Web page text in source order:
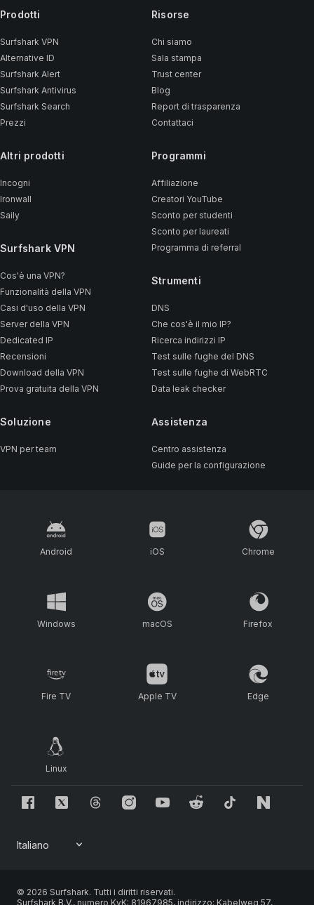
Prodotti
Surfshark VPN
Alternative ID
Surfshark Alert
Surfshark Antivirus
Surfshark Search
Prezzi
Altri prodotti
Incogni
Ironwall
Saily
Surfshark VPN
Cos'è una VPN?
Funzionalità della VPN
Casi d'uso della VPN
Server della VPN
Dedicated IP
Recensioni
Download della VPN
Prova gratuita della VPN
Soluzione
VPN per team
Risorse
Chi siamo
Sala stampa
Trust center
Blog
Report di trasparenza
Contattaci
Programmi
Affiliazione
Creatori YouTube
Sconto per studenti
Sconto per laureati
Programma di referral
Strumenti
DNS
Che cos'è il mio IP?
Ricerca indirizzi IP
Test sulle fughe del DNS
Test sulle fughe di WebRTC
Data leak checker
Assistenza
Centro assistenza
Guide per la configurazione
Android iOS Chrome
Windows macOS Firefox
Fire TV Apple TV Edge
Linux
© 2026 Surfshark. Tutti i diritti riservati.
Surfshark B.V., numero KvK: 81967985, indirizzo: Kabelweg 57,